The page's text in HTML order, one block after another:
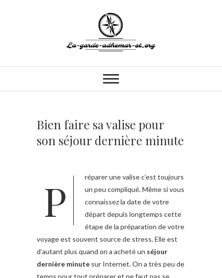
La-garde-
adhemar-ot.org
Bien faire sa valise pour
son séjour dernière minute
Préparer une valise c’est toujours
un peu compliqué. Même si vous
connaissez la date de votre
départ depuis longtemps cette
étape de la préparation de votre
voyage est souvent source de stress. Elle est
d’autant plus quand on a acheté un séjour
dernière minute sur Internet. On a très peu de
temps pour tout préparer et ne faut pas se